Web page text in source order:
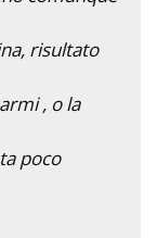
risultato
, o la
poco